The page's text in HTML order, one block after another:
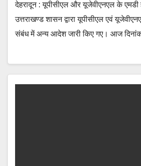
देहरादून : यूपीसीएल और यूजेवीएनएल के एमडी
उत्तराखण्ड शासन द्वारा यूपीसीएल एवं
संबंध में अन्य आदेश जारी किए गए। आज